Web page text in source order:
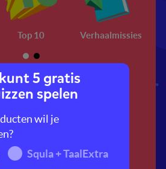
Top 10 Verhaalmissies
5 gratis
spelen
wil je
Squla + TaalExtra